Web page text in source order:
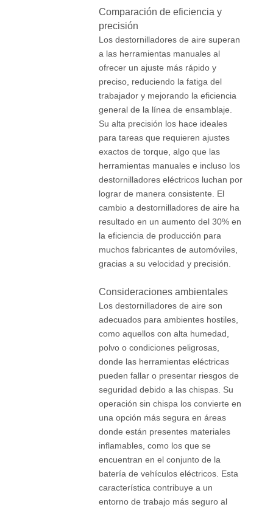
Comparación de eficiencia y
precisión
Los destornilladores de aire superan
a las herramientas manuales al
ofrecer un ajuste más rápido y
preciso, reduciendo la fatiga del
trabajador y mejorando la eficiencia
general de la línea de ensamblaje.
Su alta precisión los hace ideales
para tareas que requieren ajustes
exactos de torque, algo que las
herramientas manuales e incluso los
destornilladores eléctricos luchan por
lograr de manera consistente. El
cambio a destornilladores de aire ha
resultado en un aumento del 30% en
la eficiencia de producción para
muchos fabricantes de automóviles,
gracias a su velocidad y precisión.
Consideraciones ambientales
Los destornilladores de aire son
adecuados para ambientes hostiles,
como aquellos con alta humedad,
polvo o condiciones peligrosas,
donde las herramientas eléctricas
pueden fallar o presentar riesgos de
seguridad debido a las chispas. Su
operación sin chispa los convierte en
una opción más segura en áreas
donde están presentes materiales
inflamables, como los que se
encuentran en el conjunto de la
batería de vehículos eléctricos. Esta
característica contribuye a un
entorno de trabajo más seguro al